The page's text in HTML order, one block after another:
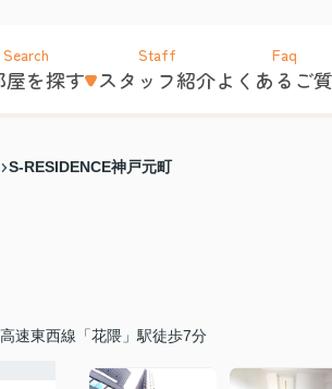
Search
屋を探す
Staff
スタッフ紹介
Faq
よくあるご
S-RESIDENCE神戸元町
速東西線「花隈」駅徒歩7分